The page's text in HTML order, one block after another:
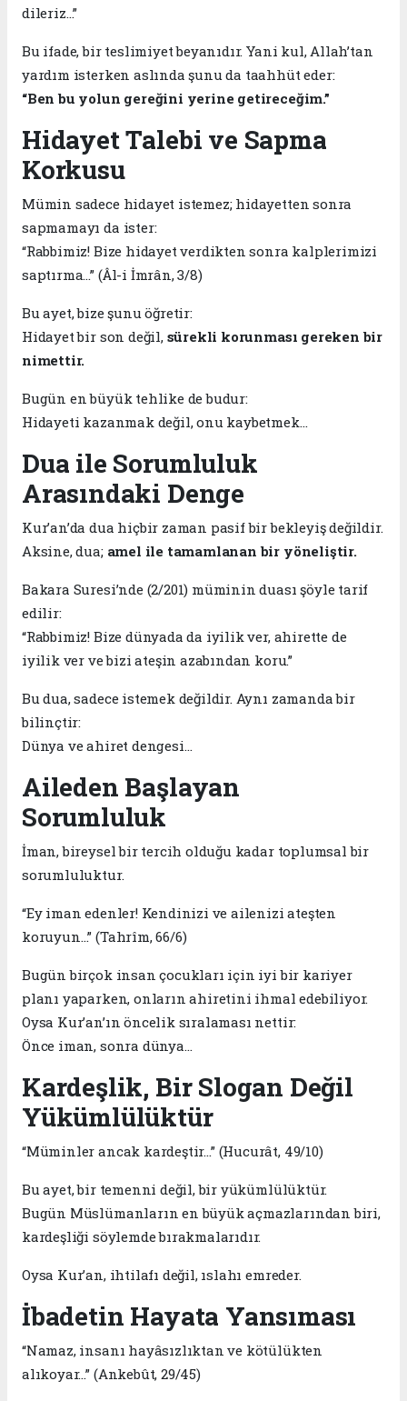
dileriz…”
Bu ifade, bir teslimiyet beyanıdır. Yani kul, Allah’tan
yardım isterken aslında şunu da taahhüt eder:
“Ben bu yolun gereğini yerine getireceğim.”
Hidayet Talebi ve Sapma
Korkusu
Mümin sadece hidayet istemez; hidayetten sonra
sapmamayı da ister:
“Rabbimiz! Bize hidayet verdikten sonra kalplerimizi
saptırma…” (Âl-i İmrân, 3/8)
Bu ayet, bize şunu öğretir:
Hidayet bir son değil, sürekli korunması gereken bir
nimettir.
Bugün en büyük tehlike de budur:
Hidayeti kazanmak değil, onu kaybetmek…
Dua ile Sorumluluk
Arasındaki Denge
Kur’an’da dua hiçbir zaman pasif bir bekleyiş değildir.
Aksine, dua; amel ile tamamlanan bir yöneliştir.
Bakara Suresi’nde (2/201) müminin duası şöyle tarif
edilir:
“Rabbimiz! Bize dünyada da iyilik ver, ahirette de
iyilik ver ve bizi ateşin azabından koru.”
Bu dua, sadece istemek değildir. Aynı zamanda bir
bilinçtir:
Dünya ve ahiret dengesi…
Aileden Başlayan
Sorumluluk
İman, bireysel bir tercih olduğu kadar toplumsal bir
sorumluluktur.
“Ey iman edenler! Kendinizi ve ailenizi ateşten
koruyun…” (Tahrîm, 66/6)
Bugün birçok insan çocukları için iyi bir kariyer
planı yaparken, onların ahiretini ihmal edebiliyor.
Oysa Kur’an’ın öncelik sıralaması nettir:
Önce iman, sonra dünya…
Kardeşlik, Bir Slogan Değil
Yükümlülüktür
“Müminler ancak kardeştir…” (Hucurât, 49/10)
Bu ayet, bir temenni değil, bir yükümlülüktür.
Bugün Müslümanların en büyük açmazlarından biri,
kardeşliği söylemde bırakmalarıdır.
Oysa Kur’an, ihtilafı değil, ıslahı emreder.
İbadetin Hayata Yansıması
“Namaz, insanı hayâsızlıktan ve kötülükten
alıkoyar…” (Ankebût, 29/45)